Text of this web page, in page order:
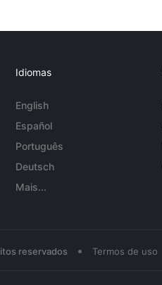
Idiomas
English
Español
Português
Deutsch
Mais...
reservados • Termos de uso